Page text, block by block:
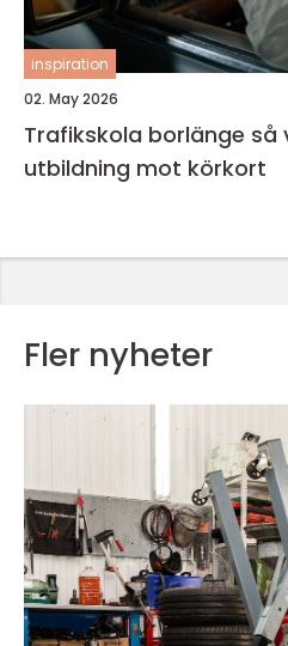
inspiration
02. May 2026
Trafikskola borlänge så väljer du rätt
utbildning mot körkort
Fler nyheter